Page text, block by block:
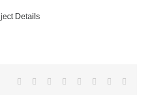
Details
Facebook Reddit LinkedIn
TumblrPinterest